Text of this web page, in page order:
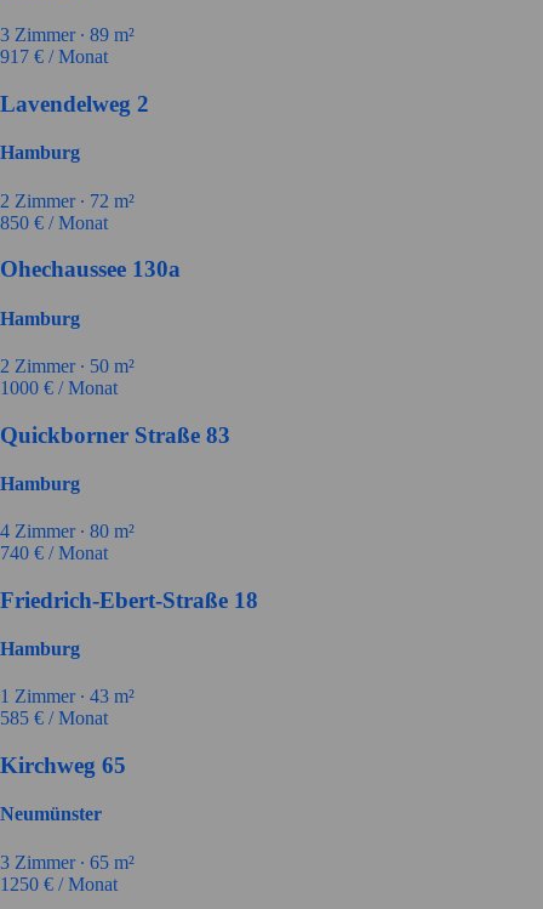
3 Zimmer ∙ 89 m²
917 € / Monat
Lavendelweg 2
Hamburg
2 Zimmer ∙ 72 m²
850 € / Monat
Ohechaussee 130a
Hamburg
2 Zimmer ∙ 50 m²
1000 € / Monat
Quickborner Straße 83
Hamburg
4 Zimmer ∙ 80 m²
740 € / Monat
Friedrich-Ebert-Straße 18
Hamburg
1 Zimmer ∙ 43 m²
585 € / Monat
Kirchweg 65
Neumünster
3 Zimmer ∙ 65 m²
1250 € / Monat